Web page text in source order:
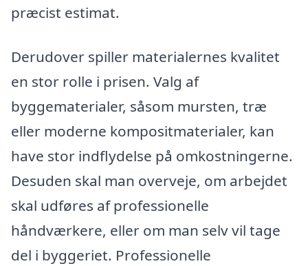
præcist estimat.
Derudover spiller materialernes kvalitet
en stor rolle i prisen. Valg af
byggematerialer, såsom mursten, træ
eller moderne kompositmaterialer, kan
have stor indflydelse på omkostningerne.
Desuden skal man overveje, om arbejdet
skal udføres af professionelle
håndværkere, eller om man selv vil tage
del i byggeriet. Professionelle